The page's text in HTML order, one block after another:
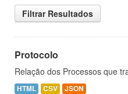
Filtrar Resultados
Protocolo
Relação dos Processos que
HTML CSV JSON